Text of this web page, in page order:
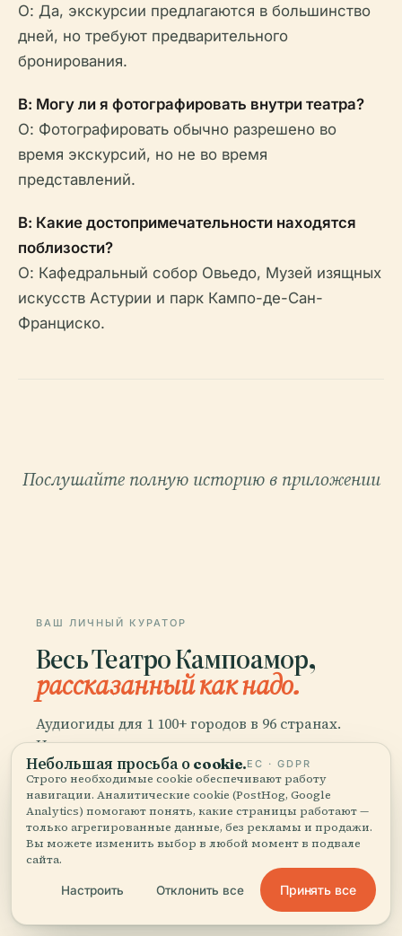
О: Да, экскурсии предлагаются в большинство
дней, но требуют предварительного
бронирования.
В: Могу ли я фотографировать внутри театра?
О: Фотографировать обычно разрешено во
время экскурсий, но не во время
представлений.
В: Какие достопримечательности находятся
поблизости?
О: Кафедральный собор Овьедо, Музей изящных
искусств Астурии и парк Кампо-де-Сан-
Франциско.
Послушайте полную историю в приложении
ВАШ ЛИЧНЫЙ КУРАТОР
Весь Театро Кампоамор,
рассказанный как надо.
Аудиогиды для 1 100+ городов в 96 странах.
История, рассказы и местные знания —
доступно офлайн.
Скачать приложение
путешественников
Небольшая просьба о cookie.ЕС · GDPR
Строго необходимые cookie обеспечивают работу
навигации. Аналитические cookie (PostHog, Google
Analytics) помогают понять, какие страницы работают —
только агрегированные данные, без рекламы и продажи.
Вы можете изменить выбор в любой момент в подвале
сайта.
Настроить Отклонить все Принять все